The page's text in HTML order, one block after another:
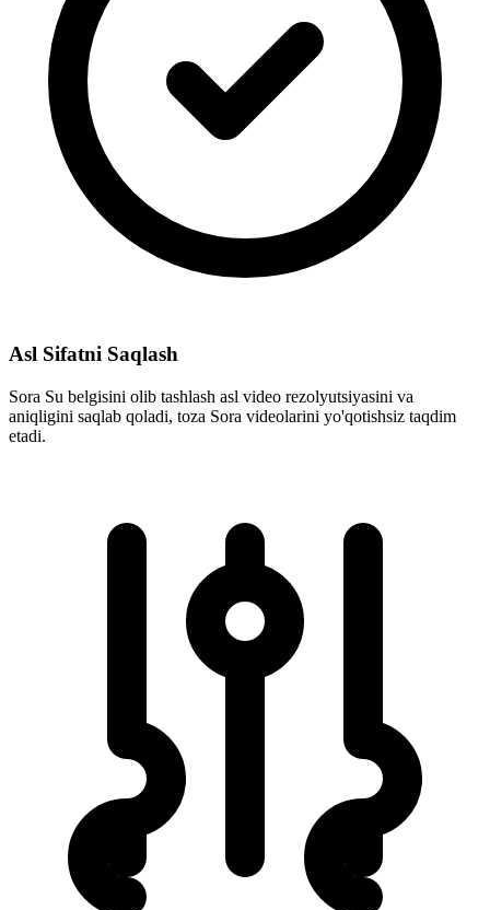
Asl Sifatni Saqlash
Sora Su belgisini olib tashlash asl video rezolyutsiyasini va
aniqligini saqlab qoladi, toza Sora videolarini yo'qotishsiz taqdim
etadi.